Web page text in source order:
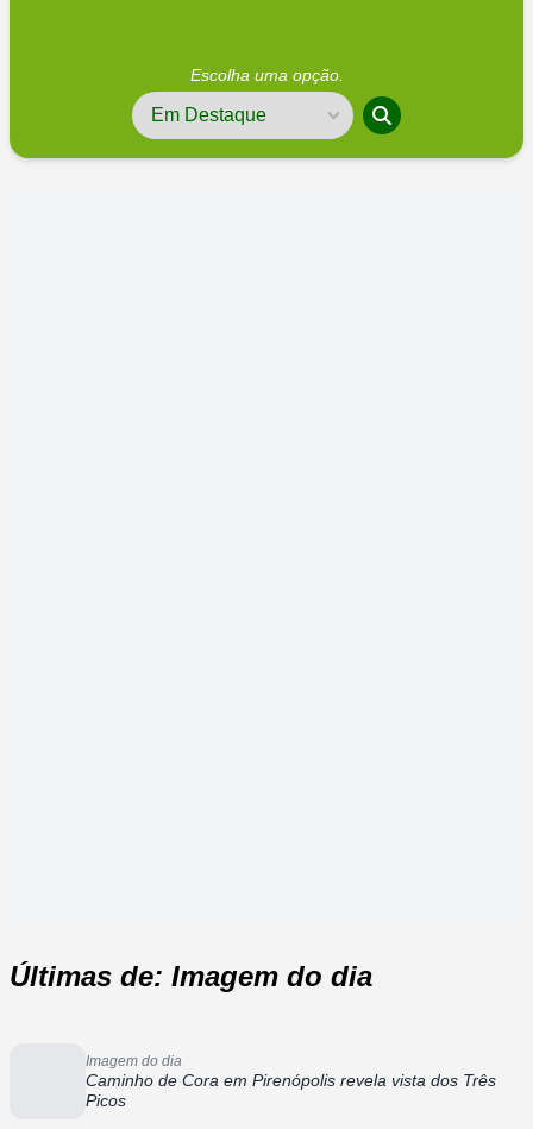
Escolha uma opção.
Últimas de: Imagem do dia
Imagem do dia
Caminho de Cora em Pirenópolis revela vista dos Três
Picos